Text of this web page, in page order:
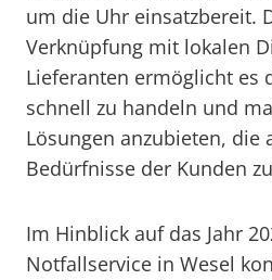
um die Uhr einsatzbereit.
Verknüpfung mit lokalen
Lieferanten ermöglicht es
schnell zu handeln und
Lösungen anzubieten, die
Bedürfnisse der Kunden
Im Hinblick auf das Jahr
Notfallservice in Wesel